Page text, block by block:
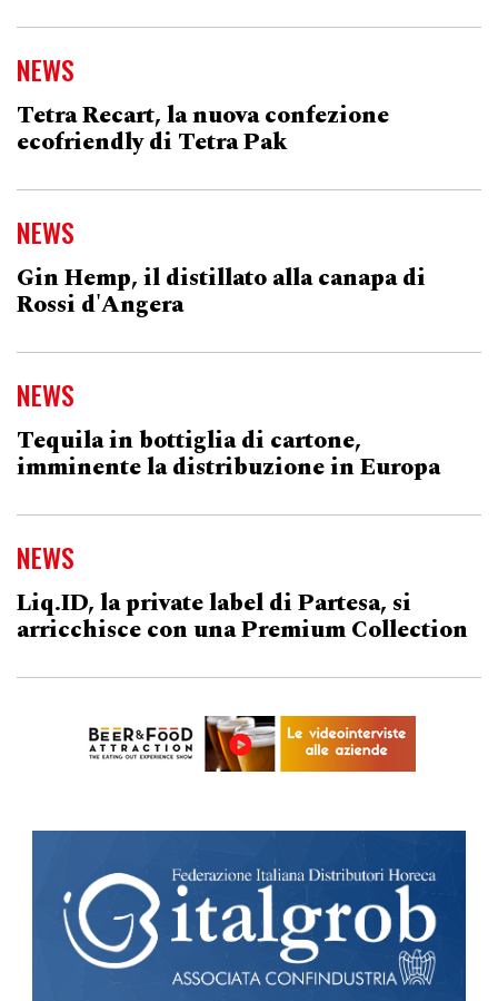
NEWS
Tetra Recart, la nuova confezione
ecofriendly di Tetra Pak
NEWS
Gin Hemp, il distillato alla canapa di
Rossi d'Angera
NEWS
Tequila in bottiglia di cartone,
imminente la distribuzione in Europa
NEWS
Liq.ID, la private label di Partesa, si
arricchisce con una Premium Collection